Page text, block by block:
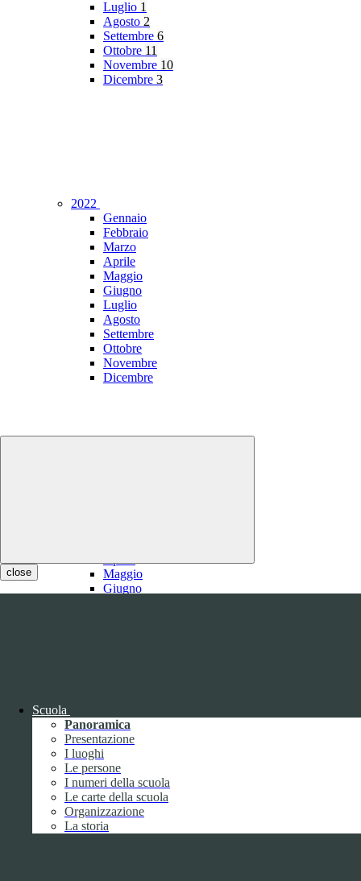
close
Scuola
Panoramica
Presentazione
I luoghi
Le persone
I numeri della scuola
Le carte della scuola
Organizzazione
La storia
Luglio 1
Agosto 2
Settembre 6
Ottobre 11
Novembre 10
Dicembre 3
2022
Gennaio
Febbraio
Marzo
Aprile
Maggio
Giugno
Luglio
Agosto
Settembre
Ottobre
Novembre
Dicembre
Maggio
Giugno
2020
Gennaio
Febbraio